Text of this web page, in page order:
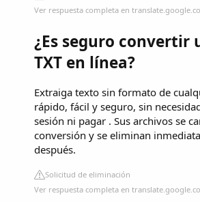
Ver respuesta completa en
¿Es seguro convertir
TXT en línea?
Extraiga texto sin formato de
rápido, fácil y seguro, sin
sesión ni pagar . Sus archivos se
conversión y se eliminan
después.
Solicitud de eliminación
Ver respuesta completa en